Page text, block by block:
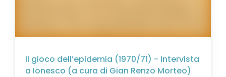
Il gioco dell’epidemia (1970/71) - Intervista
a Ionesco (a cura di Gian Renzo Morteo)